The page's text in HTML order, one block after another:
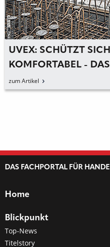
UVEX: SCHÜTZT
KOMFORTABEL -
CONSTRUCTION«
zum Artikel
DAS FACHPORTAL FÜR
Home
Blickpunkt
Top-News
Titelstory